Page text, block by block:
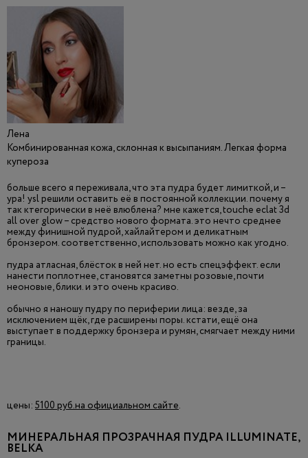
Лена
Комбинированная кожа, склонная к высыпаниям. Легкая форма
купероза
больше всего я переживала, что эта пудра будет лимиткой, и –
ура! ysl решили оставить её в постоянной коллекции. почему я
так ктегорически в неё влюблена? мне кажется, touche eclat 3d
all over glow – средство нового формата. это нечто среднее
между финишной пудрой, хайлайтером и деликатным
бронзером. соответственно, использовать можно как угодно.
пудра атласная, блёсток в ней нет. но есть спецэффект. если
нанести поплотнее, становятся заметны розовые, почти
неоновые, блики. и это очень красиво.
обычно я наношу пудру по периферии лица: везде, за
исключением щёк, где расширены поры. кстати, ещё она
выступает в поддержку бронзера и румян, смягчает между ними
границы.
цены: 5100 руб.на официальном сайте.
МИНЕРАЛЬНАЯ ПРОЗРАЧНАЯ ПУДРА ILLUMINATE,
BELKA